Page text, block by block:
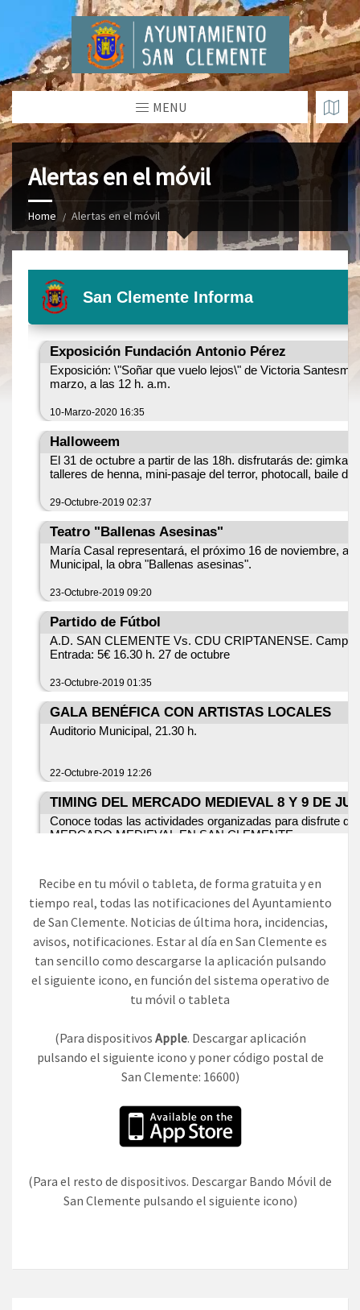
MENU
Alertas en el móvil
Home Alertas en el móvil
Recibe en tu móvil o tableta, de forma gratuita y en
tiempo real, todas las notificaciones del Ayuntamiento
de San Clemente. Noticias de última hora, incidencias,
avisos, notificaciones. Estar al día en San Clemente es
tan sencillo como descargarse la aplicación pulsando
el siguiente icono, en función del sistema operativo de
tu móvil o tableta
(Para dispositivos Apple. Descargar aplicación
pulsando el siguiente icono y poner código postal de
San Clemente: 16600)
(Para el resto de dispositivos. Descargar Bando Móvil de
San Clemente pulsando el siguiente icono)